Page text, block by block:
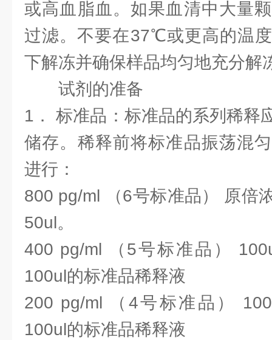
或高血脂血。如果血清中大量
过滤。不要在37℃或更高的温
下解冻并确保样品均匀地充分解
试剂的准备
1． 标准品：标准品的系列稀释
储存。稀释前将标准品振荡混
进行：
800 pg/ml （6号标准品） 原倍
50ul。
400 pg/ml （5号标准品）
100ul的标准品稀释液
200 pg/ml （4号标准品）
100ul的标准品稀释液